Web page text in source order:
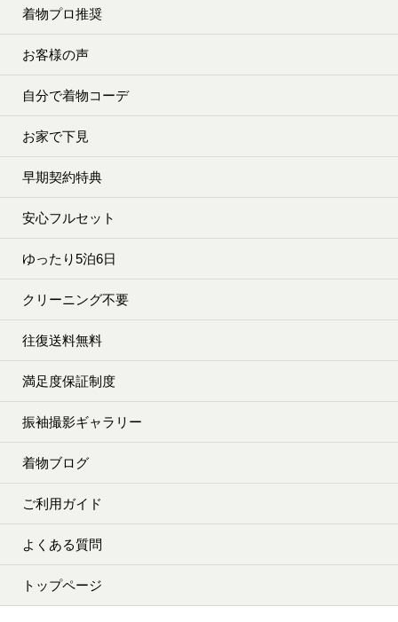
着物プロ推奨
お客様の声
自分で着物コーデ
お家で下見
早期契約特典
安心フルセット
ゆったり5泊6日
クリーニング不要
往復送料無料
満足度保証制度
振袖撮影ギャラリー
着物ブログ
ご利用ガイド
よくある質問
トップページ